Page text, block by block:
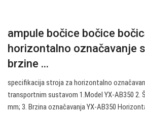
ampule bočice bočice
horizontalno označavanje
brzine ...
specifikacija stroja za horizontalno
transportnim sustavom 1.Model YX-AB350 2.
mm; 3. Brzina označavanja YX-AB350